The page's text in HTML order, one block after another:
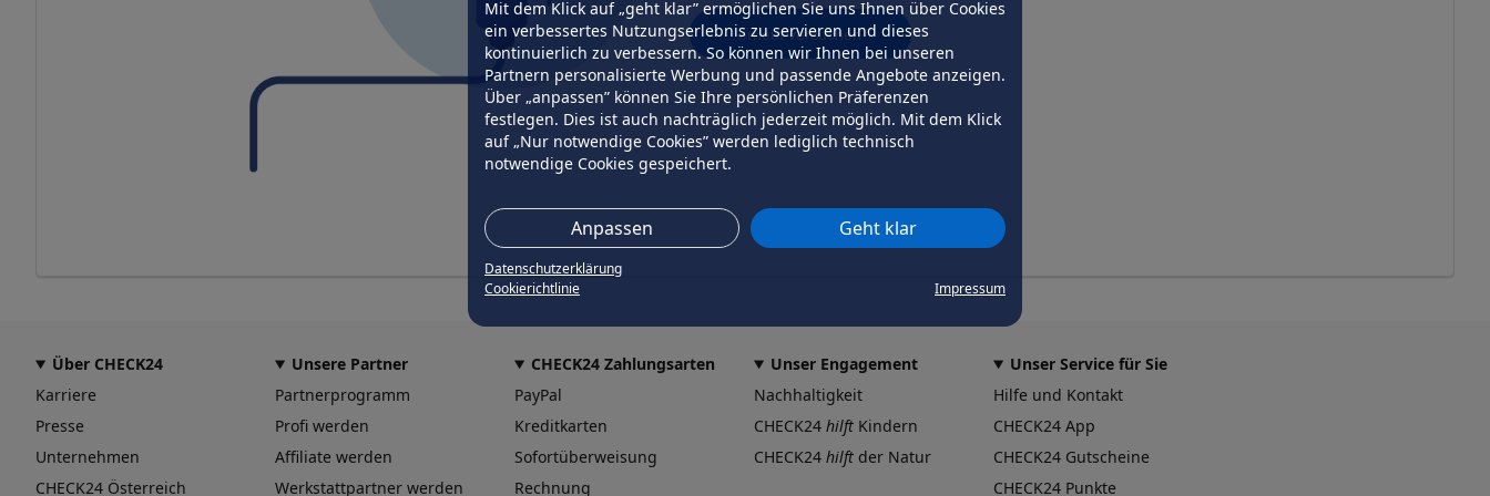
Mit dem Klick auf „geht klar” ermöglichen Sie uns Ihnen über Cookies
ein verbessertes Nutzungserlebnis zu servieren und dieses
kontinuierlich zu verbessern. So können wir Ihnen bei unseren
Partnern personalisierte Werbung und passende Angebote anzeigen.
Über „anpassen” können Sie Ihre persönlichen Präferenzen
festlegen. Dies ist auch nachträglich jederzeit möglich. Mit dem Klick
auf „Nur notwendige Cookies” werden lediglich technisch
notwendige Cookies gespeichert.
Anpassen Geht klar
Datenschutzerklärung
Cookierichtlinie
Impressum
erneut versuchen
Über CHECK24
Karriere
Presse
Unternehmen
CHECK24 Österreich
Unsere Partner
Partnerprogramm
Profi werden
Affiliate werden
Werkstattpartner werden
CHECK24 Zahlungsarten
PayPal
Kreditkarten
Sofortüberweisung
Rechnung
Unser Engagement
Nachhaltigkeit
CHECK24 hilft Kindern
CHECK24 hilft der Natur
Unser Service für Sie
Hilfe und Kontakt
CHECK24 App
CHECK24 Gutscheine
CHECK24 Punkte